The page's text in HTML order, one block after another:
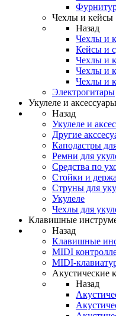
Чехлы и кейсы
Назад
Чехлы и
Кейсы и
Чехлы и
Чехлы и
Чехлы и
Электрогитары
Укулеле и аксессуары
Назад
Укулеле и
Другие
Каподастры
Ремни для
Средства по
Стойки и
Струны для
Укулеле
Чехлы для
Клавишные
Назад
Клавишные
MIDI
MIDI-
Акустические
Назад